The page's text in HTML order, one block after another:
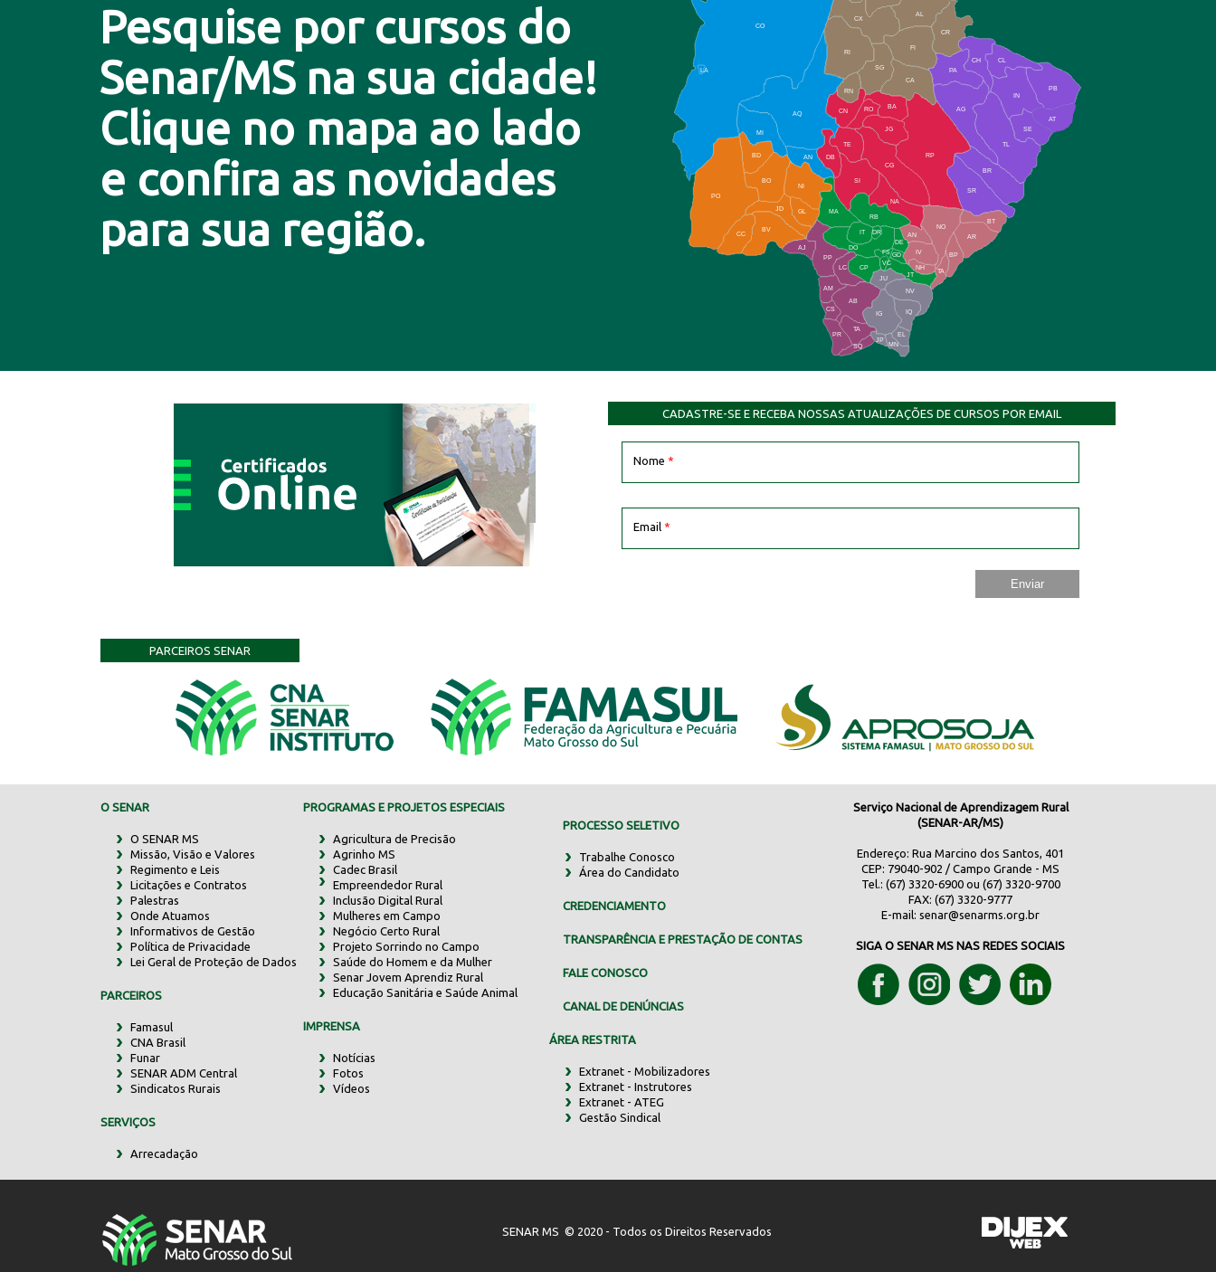
Pesquise por cursos do
Senar/MS na sua cidade!
Clique no mapa ao lado
e confira as novidades
para sua região.
CO
AQ
MI
AN
CX
RI
AL
CR
FI
SG
BA
CA
PA
CH CL
PB
SE
TL
AG
BR
SR
BT
AR
RP
RO
JG
CG
SI
NA
TA
NH
JT
RB
MA
IT
DR
DO
CP
JU
NV
IQ
EL
BD
BO
NI
JD
PO
BV
CC
PP
AJ
LC
AM
AB
JP
DB
TE
CS
PR
TA
SQ
IG
MN
IN
NO
BP
RN
CN
GL
AN
IV
FS
VC
GD
DE
AT
LA
CADASTRE-SE E RECEBA NOSSAS ATUALIZAÇÕES DE CURSOS POR EMAIL
Nome *
Email *
PARCEIROS SENAR
O SENAR
O SENAR MS
Missão, Visão e Valores
Regimento e Leis
Licitações e Contratos
Palestras
Onde Atuamos
Informativos de Gestão
Política de Privacidade
Lei Geral de Proteção de Dados
PARCEIROS
Famasul
CNA Brasil
Funar
SENAR ADM Central
Sindicatos Rurais
SERVIÇOS
Arrecadação
PROGRAMAS E PROJETOS ESPECIAIS
Agricultura de Precisão
Agrinho MS
Cadec Brasil
Empreendedor Rural
Inclusão Digital Rural
Mulheres em Campo
Negócio Certo Rural
Projeto Sorrindo no Campo
Saúde do Homem e da Mulher
Senar Jovem Aprendiz Rural
Educação Sanitária e Saúde Animal
IMPRENSA
Notícias
Fotos
Vídeos
PROCESSO SELETIVO
Trabalhe Conosco
Área do Candidato
CREDENCIAMENTO
TRANSPARÊNCIA E PRESTAÇÃO DE CONTAS
FALE CONOSCO
CANAL DE DENÚNCIAS
ÁREA RESTRITA
Extranet - Mobilizadores
Extranet - Instrutores
Extranet - ATEG
Gestão Sindical
Serviço Nacional de Aprendizagem Rural
(SENAR-AR/MS)
Endereço: Rua Marcino dos Santos, 401
CEP: 79040-902 / Campo Grande - MS
Tel.: (67) 3320-6900 ou (67) 3320-9700
FAX: (67) 3320-9777
E-mail:senar@senarms.org.br
SIGA O SENAR MS NAS REDES SOCIAIS
SENAR MS © 2020 - Todos os Direitos Reservados